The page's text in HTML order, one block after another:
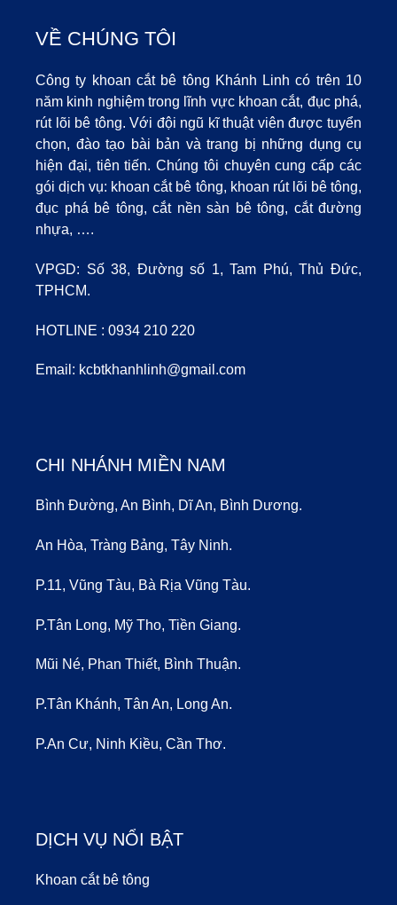
VỀ CHÚNG TÔI
Công ty khoan cắt bê tông Khánh Linh có trên 10
năm kinh nghiệm trong lĩnh vực khoan cắt, đục phá,
rút lõi bê tông. Với đội ngũ kĩ thuật viên được tuyển
chọn, đào tạo bài bản và trang bị những dụng cụ
hiện đại, tiên tiến. Chúng tôi chuyên cung cấp các
gói dịch vụ: khoan cắt bê tông, khoan rút lõi bê tông,
đục phá bê tông, cắt nền sàn bê tông, cắt đường
nhựa, ….
VPGD: Số 38, Đường số 1, Tam Phú, Thủ Đức,
TPHCM.
HOTLINE : 0934 210 220
Email: kcbtkhanhlinh@gmail.com
CHI NHÁNH MIỀN NAM
Bình Đường, An Bình, Dĩ An, Bình Dương.
An Hòa, Tràng Bảng, Tây Ninh.
P.11, Vũng Tàu, Bà Rịa Vũng Tàu.
P.Tân Long, Mỹ Tho, Tiền Giang.
Mũi Né, Phan Thiết, Bình Thuận.
P.Tân Khánh, Tân An, Long An.
P.An Cư, Ninh Kiều, Cần Thơ.
DỊCH VỤ NỔI BẬT
Khoan cắt bê tông